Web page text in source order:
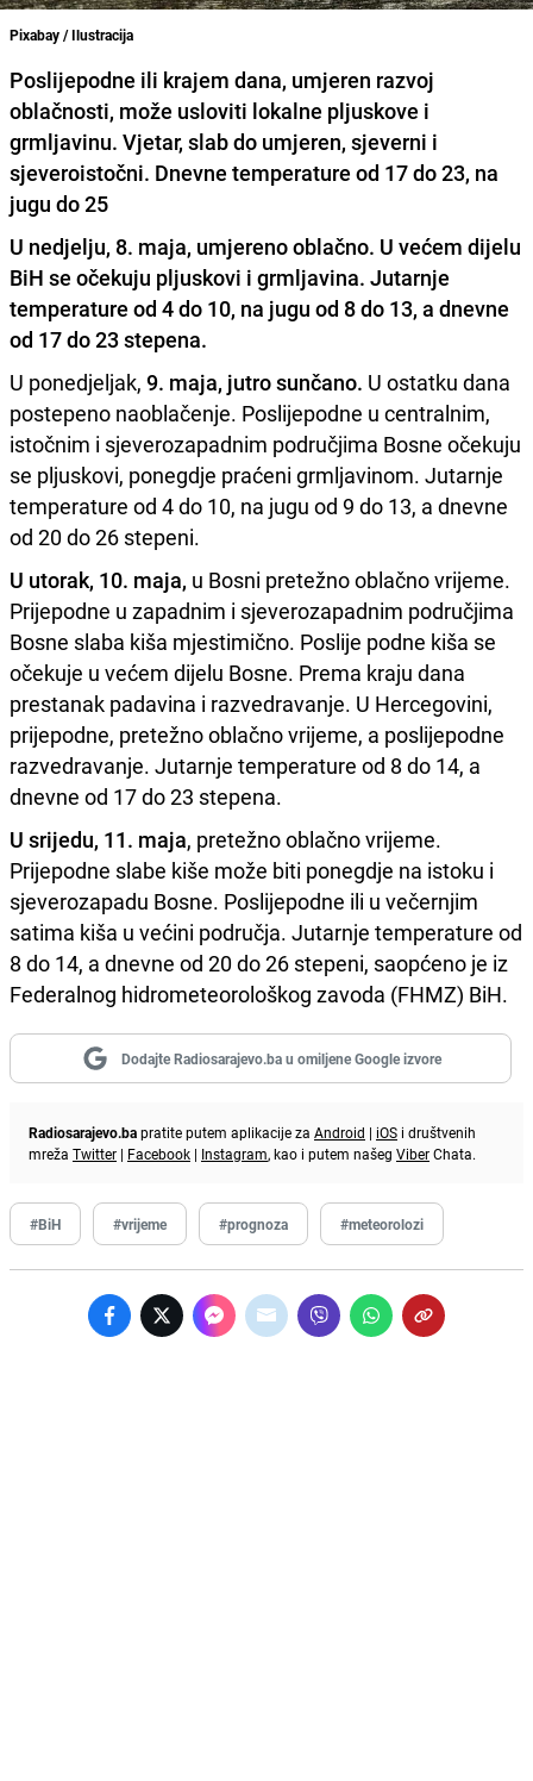
Pixabay / Ilustracija
Poslijepodne ili krajem dana, umjeren razvoj
oblačnosti, može usloviti lokalne pljuskove i
grmljavinu. Vjetar, slab do umjeren, sjeverni i
sjeveroistočni. Dnevne temperature od 17 do 23, na
jugu do 25
U nedjelju, 8. maja, umjereno oblačno. U većem dijelu
BiH se očekuju pljuskovi i grmljavina. Jutarnje
temperature od 4 do 10, na jugu od 8 do 13, a dnevne
od 17 do 23 stepena.
U ponedjeljak, 9. maja, jutro sunčano. U ostatku dana
postepeno naoblačenje. Poslijepodne u centralnim,
istočnim i sjeverozapadnim područjima Bosne očekuju
se pljuskovi, ponegdje praćeni grmljavinom. Jutarnje
temperature od 4 do 10, na jugu od 9 do 13, a dnevne
od 20 do 26 stepeni.
U utorak, 10. maja, u Bosni pretežno oblačno vrijeme.
Prijepodne u zapadnim i sjeverozapadnim područjima
Bosne slaba kiša mjestimično. Poslije podne kiša se
očekuje u većem dijelu Bosne. Prema kraju dana
prestanak padavina i razvedravanje. U Hercegovini,
prijepodne, pretežno oblačno vrijeme, a poslijepodne
razvedravanje. Jutarnje temperature od 8 do 14, a
dnevne od 17 do 23 stepena.
U srijedu, 11. maja, pretežno oblačno vrijeme.
Prijepodne slabe kiše može biti ponegdje na istoku i
sjeverozapadu Bosne. Poslijepodne ili u večernjim
satima kiša u većini područja. Jutarnje temperature od
8 do 14, a dnevne od 20 do 26 stepeni, saopćeno je iz
Federalnog hidrometeorološkog zavoda (FHMZ) BiH.
Dodajte Radiosarajevo.ba u omiljene Google izvore
Radiosarajevo.bapratite putem aplikacije za Android | iOS i društvenih
mreža Twitter | Facebook | Instagram, kao i putem našeg ViberChata.
#BiH #vrijeme #prognoza #meteorolozi